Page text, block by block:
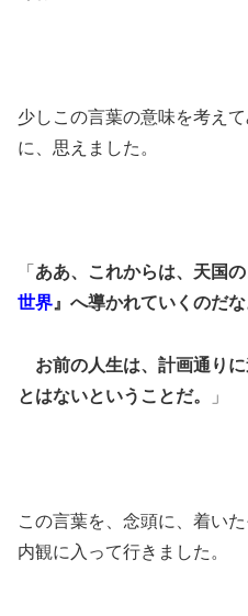
少しこの言葉の意味を考え
に、思えました。
「 ああ、これからは、天国
世界 』へ導かれていくのだな
お前の人生は、計画通りに
とはないということだ。
」
この言葉を、念頭に、着い
内観に入って行きました。